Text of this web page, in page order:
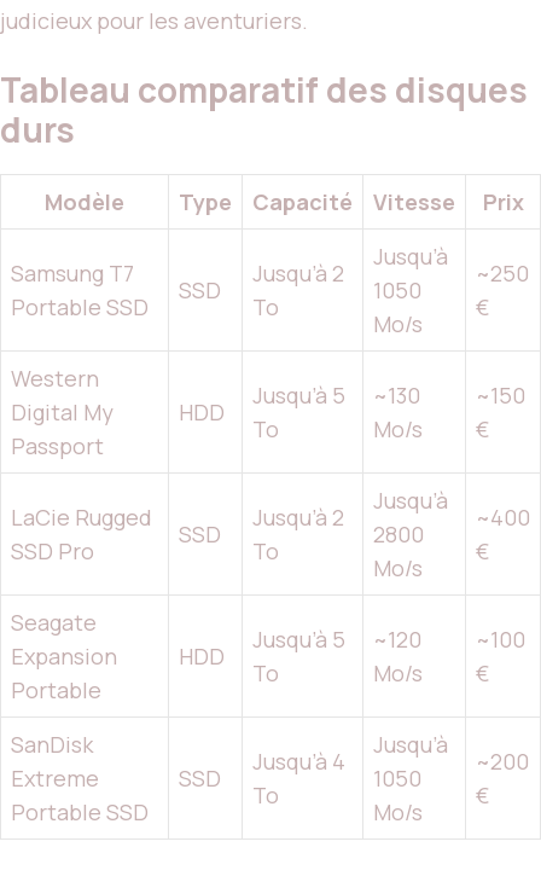
judicieux pour les aventuriers.
Tableau comparatif des disques
durs
Modèle Type Capacité Vitesse Prix
Samsung T7
Portable SSD
SSD
Jusqu’à 2
To
Jusqu’à
1050
Mo/s
~250
€
Western
Digital My
Passport
HDD
Jusqu’à 5
To
~130
Mo/s
~150
€
LaCie Rugged
SSD Pro
SSD
Jusqu’à 2
To
Jusqu’à
2800
Mo/s
~400
€
Seagate
Expansion
Portable
HDD
Jusqu’à 5
To
~120
Mo/s
~100
€
SanDisk
Extreme
Portable SSD
SSD
Jusqu’à 4
To
Jusqu’à
1050
Mo/s
~200
€